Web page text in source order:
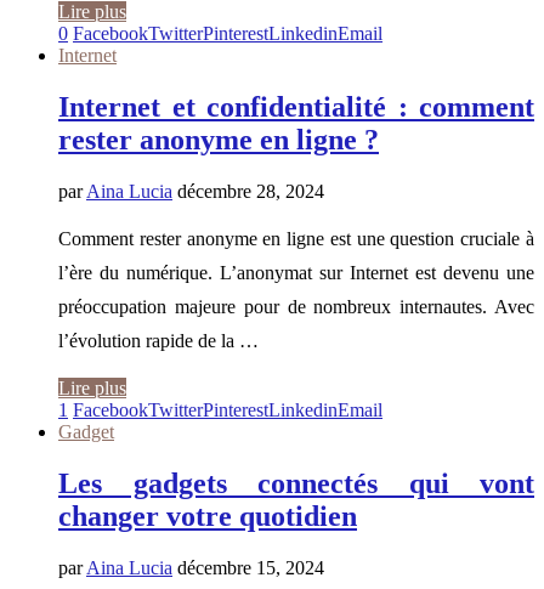
Lire plus
0 FacebookTwitterPinterestLinkedinEmail
Internet
Internet et confidentialité : comment
rester anonyme en ligne ?
parAina Lucia décembre 28, 2024
Comment rester anonyme en ligne est une question cruciale à
l’ère du numérique. L’anonymat sur Internet est devenu une
préoccupation majeure pour de nombreux internautes. Avec
l’évolution rapide de la …
Lire plus
1 FacebookTwitterPinterestLinkedinEmail
Gadget
Les gadgets connectés qui vont
changer votre quotidien
parAina Lucia décembre 15, 2024